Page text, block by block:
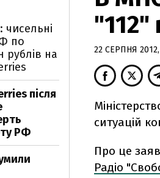
"112"
22 СЕРПНЯ 2012,
ситуацій
Про це
Радіо
по
рублів на
після
РФ